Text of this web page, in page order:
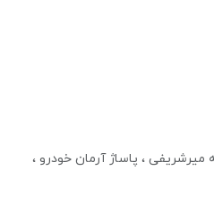
، پاساژ آرمان خودرو ،